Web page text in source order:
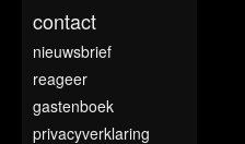
contact
nieuwsbrief
reageer
gastenboek
privacyverklaring